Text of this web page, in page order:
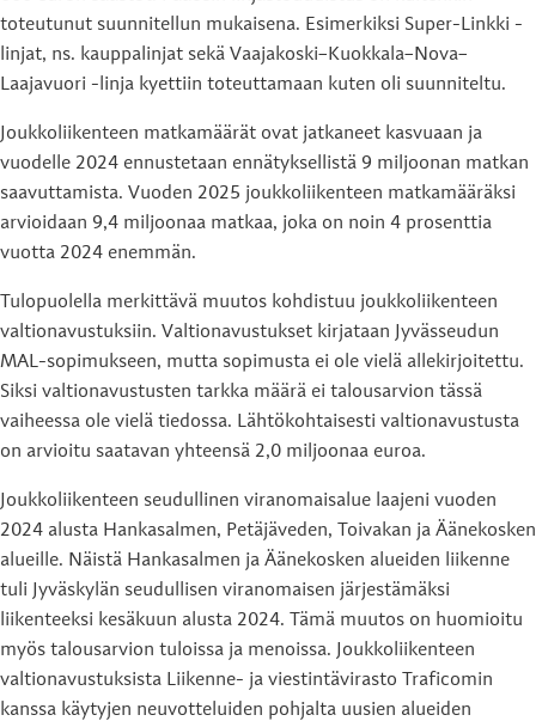
toteutunut suunnitellun mukaisena. Esimerkiksi Super-Linkki -
linjat, ns. kauppalinjat sekä Vaajakoski–Kuokkala–Nova–
Laajavuori -linja kyettiin toteuttamaan kuten oli suunniteltu.
Joukkoliikenteen matkamäärät ovat jatkaneet kasvuaan ja
vuodelle 2024 ennustetaan ennätyksellistä 9 miljoonan matkan
saavuttamista. Vuoden 2025 joukkoliikenteen matkamääräksi
arvioidaan 9,4 miljoonaa matkaa, joka on noin 4 prosenttia
vuotta 2024 enemmän.
Tulopuolella merkittävä muutos kohdistuu joukkoliikenteen
valtionavustuksiin. Valtionavustukset kirjataan Jyvässeudun
MAL-sopimukseen, mutta sopimusta ei ole vielä allekirjoitettu.
Siksi valtionavustusten tarkka määrä ei talousarvion tässä
vaiheessa ole vielä tiedossa. Lähtökohtaisesti valtionavustusta
on arvioitu saatavan yhteensä 2,0 miljoonaa euroa.
Joukkoliikenteen seudullinen viranomaisalue laajeni vuoden
2024 alusta Hankasalmen, Petäjäveden, Toivakan ja Äänekosken
alueille. Näistä Hankasalmen ja Äänekosken alueiden liikenne
tuli Jyväskylän seudullisen viranomaisen järjestämäksi
liikenteeksi kesäkuun alusta 2024. Tämä muutos on huomioitu
myös talousarvion tuloissa ja menoissa. Joukkoliikenteen
valtionavustuksista Liikenne- ja viestintävirasto Traficomin
kanssa käytyjen neuvotteluiden pohjalta uusien alueiden